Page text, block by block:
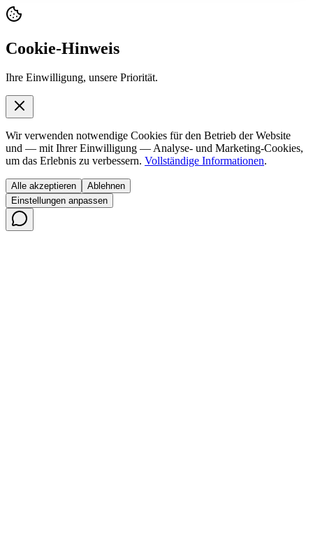
Cookie-Hinweis
Ihre Einwilligung, unsere Priorität.
Wir verwenden notwendige Cookies für den Betrieb der Website
und — mit Ihrer Einwilligung — Analyse- und Marketing-Cookies,
um das Erlebnis zu verbessern. Vollständige Informationen.
Alle akzeptieren
Ablehnen
Einstellungen anpassen